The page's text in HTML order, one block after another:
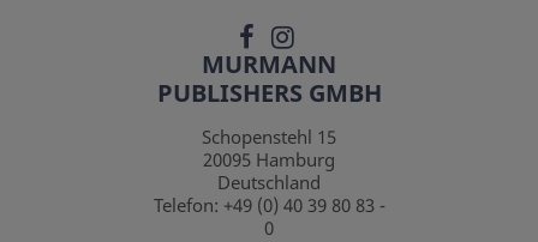
MURMANN
PUBLISHERS GMBH
Schopenstehl 15
20095 Hamburg
Deutschland
Telefon: +49 (0) 40 39 80 83 -
0